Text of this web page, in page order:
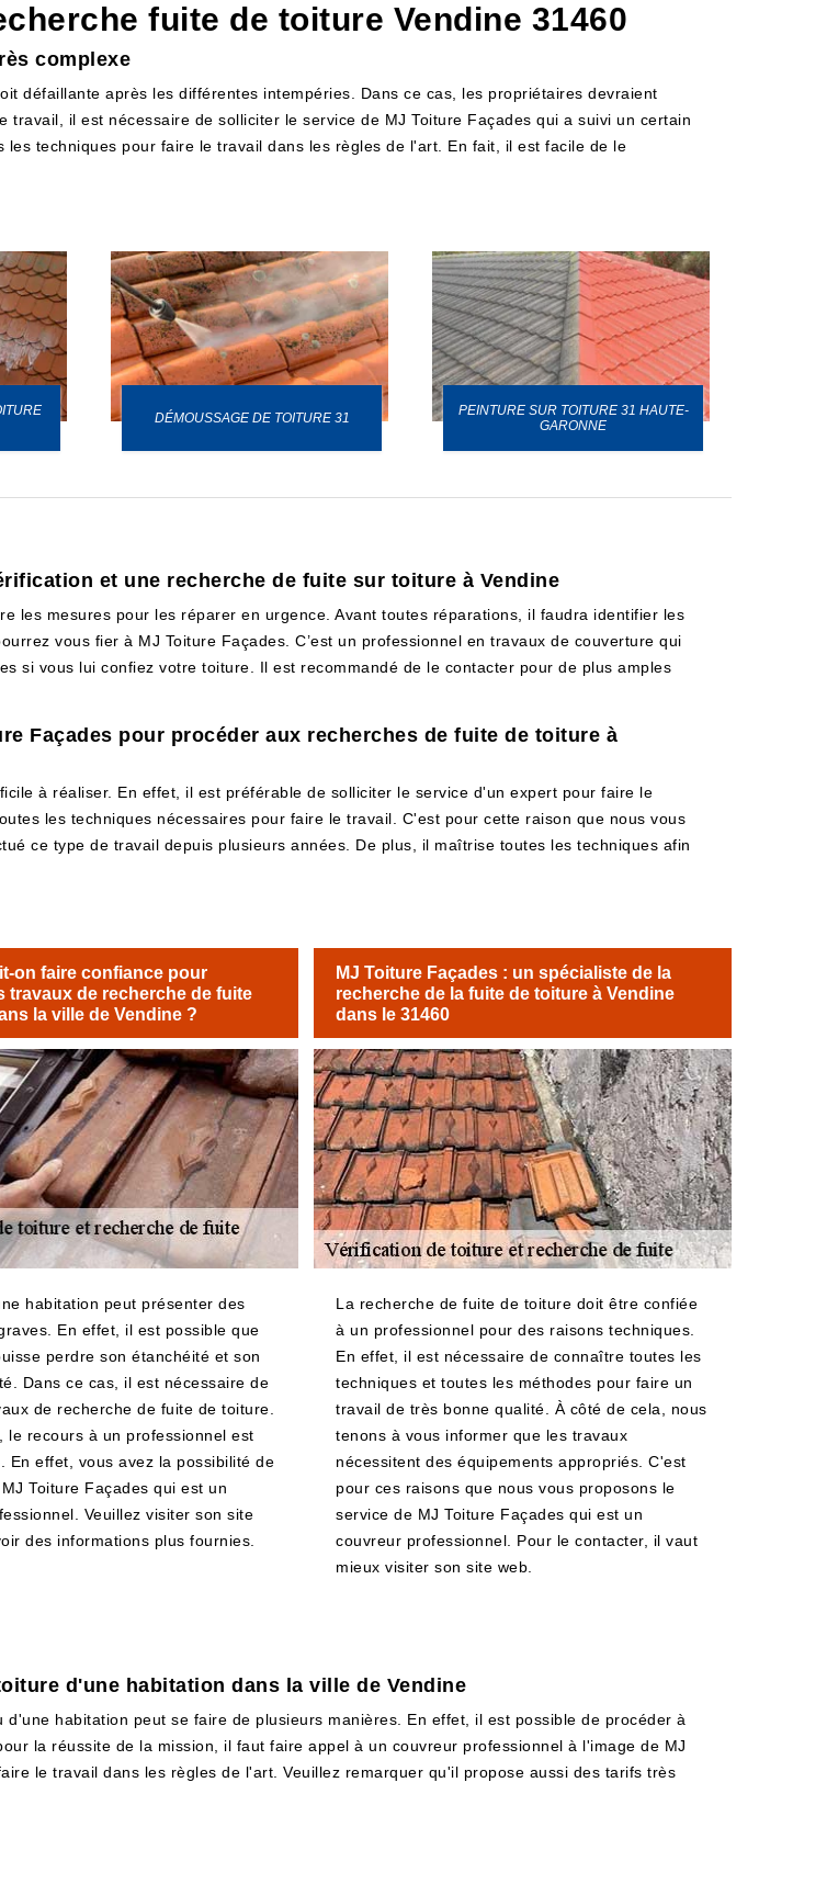
fuite de toiture Vendine 31460
complexe
défaillante après les différentes intempéries. Dans ce cas, les propriétaires devraient
il est nécessaire de solliciter le service de MJ Toiture Façades qui a suivi un certain
techniques pour faire le travail dans les règles de l'art. En fait, il est facile de le
DÉMOUSSAGE DE TOITURE 31
PEINTURE SUR TOITURE 31 HAUTE-
GARONNE
et une recherche de fuite sur toiture à Vendine
les mesures pour les réparer en urgence. Avant toutes réparations, il faudra identifier les
vous fier à MJ Toiture Façades. C’est un professionnel en travaux de couverture qui
si vous lui confiez votre toiture. Il est recommandé de le contacter pour de plus amples
Façades pour procéder aux recherches de fuite de toiture à
à réaliser. En effet, il est préférable de solliciter le service d'un expert pour faire le
les techniques nécessaires pour faire le travail. C'est pour cette raison que nous vous
ce type de travail depuis plusieurs années. De plus, il maîtrise toutes les techniques afin
on faire confiance pour
travaux de recherche de fuite
la ville de Vendine ?
habitation peut présenter des
En effet, il est possible que
perdre son étanchéité et son
Dans ce cas, il est nécessaire de
de recherche de fuite de toiture.
le recours à un professionnel est
En effet, vous avez la possibilité de
Toiture Façades qui est un
Veuillez visiter son site
des informations plus fournies.
MJ Toiture Façades : un spécialiste de la
recherche de la fuite de toiture à Vendine
dans le 31460
La recherche de fuite de toiture doit être confiée
à un professionnel pour des raisons techniques.
En effet, il est nécessaire de connaître toutes les
techniques et toutes les méthodes pour faire un
travail de très bonne qualité. À côté de cela, nous
tenons à vous informer que les travaux
nécessitent des équipements appropriés. C'est
pour ces raisons que nous vous proposons le
service de MJ Toiture Façades qui est un
couvreur professionnel. Pour le contacter, il vaut
mieux visiter son site web.
d'une habitation dans la ville de Vendine
habitation peut se faire de plusieurs manières. En effet, il est possible de procéder à
la réussite de la mission, il faut faire appel à un couvreur professionnel à l'image de MJ
le travail dans les règles de l'art. Veuillez remarquer qu'il propose aussi des tarifs très